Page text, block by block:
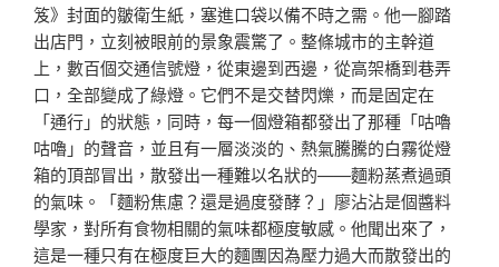
笈》封面的皺衛生紙，塞進口袋以備不時之需。他一腳踏
出店門，立刻被眼前的景象震驚了。整條城市的主幹道
上，數百個交通信號燈，從東邊到西邊，從高架橋到巷弄
口，全部變成了綠燈。它們不是交替閃爍，而是固定在
「通行」的狀態，同時，每一個燈箱都發出了那種「咕嚕
咕嚕」的聲音，並且有一層淡淡的、熱氣騰騰的白霧從燈
箱的頂部冒出，散發出一種難以名狀的——麵粉蒸煮過頭
的氣味。「麵粉焦慮？還是過度發酵？」廖沾沾是個醬料
學家，對所有食物相關的氣味都極度敏感。他聞出來了，
這是一種只有在極度巨大的麵團因為壓力過大而散發出的